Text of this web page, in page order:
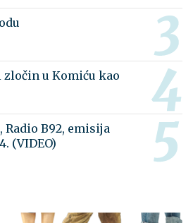
u Komiću kao
Radio B92, emisija
(VIDEO)